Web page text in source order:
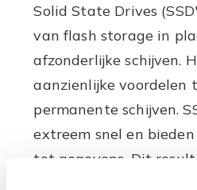
Solid State Drives
van flash storage in
afzonderlijke schijven.
aanzienlijke voordelen
permanente schijven.
extreem snel en
tot gegevens. Dit